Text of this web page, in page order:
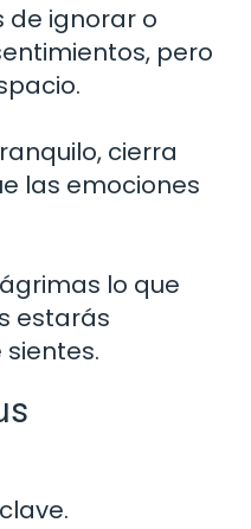
de ignorar o
pero
cierra
las emociones
lo que
estarás